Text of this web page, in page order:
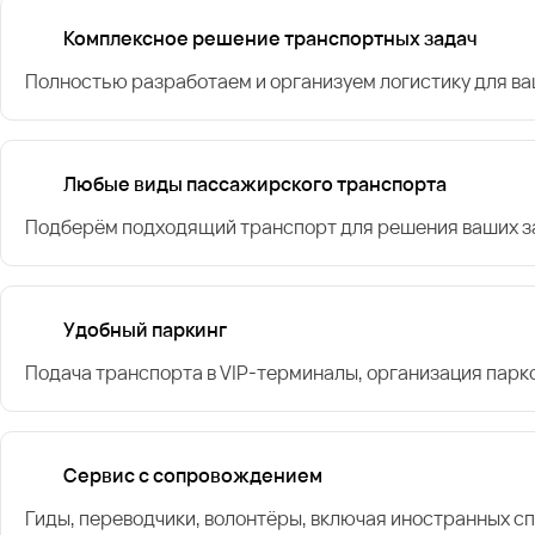
Комплексное решение транспортных задач
Полностью разработаем и организуем логистику для
Любые виды пассажирского транспорта
Подберём подходящий транспорт для решения ваших
Удобный паркинг
Подача транспорта в VIP-терминалы, организация
Сервис с сопровождением
Гиды, переводчики, волонтёры, включая иностранных